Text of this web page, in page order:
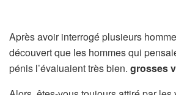
Après avoir interrogé plusieurs
découvert que les hommes qui
pénis l’évaluaient très bien. grosses